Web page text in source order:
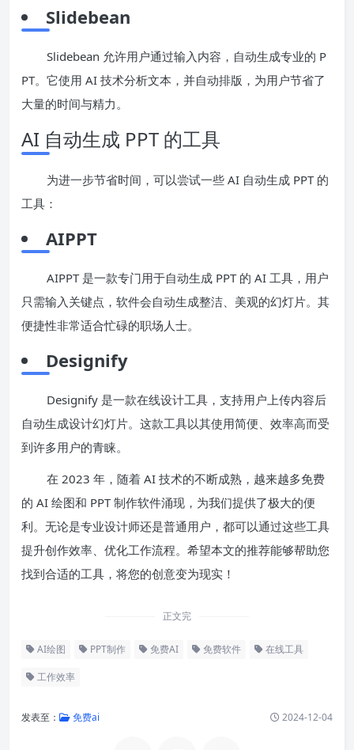
Slidebean
Slidebean 允许用户通过输入内容，自动生成专业的 P
PT。它使用 AI 技术分析文本，并自动排版，为用户节省了
大量的时间与精力。
AI 自动生成 PPT 的工具
为进一步节省时间，可以尝试一些 AI 自动生成 PPT 的
工具：
AIPPT
AIPPT 是一款专门用于自动生成 PPT 的 AI 工具，用户
只需输入关键点，软件会自动生成整洁、美观的幻灯片。其
便捷性非常适合忙碌的职场人士。
Designify
Designify 是一款在线设计工具，支持用户上传内容后
自动生成设计幻灯片。这款工具以其使用简便、效率高而受
到许多用户的青睐。
在 2023 年，随着 AI 技术的不断成熟，越来越多免费
的 AI 绘图和 PPT 制作软件涌现，为我们提供了极大的便
利。无论是专业设计师还是普通用户，都可以通过这些工具
提升创作效率、优化工作流程。希望本文的推荐能够帮助您
找到合适的工具，将您的创意变为现实！
正文完
AI绘图 PPT制作 免费AI 免费软件 在线工具
工作效率
发表至： 免费ai 2024-12-04